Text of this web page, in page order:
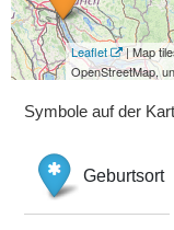
Leaflet
| Map
OpenStreetMap,
Symbole auf der
Geburtsort